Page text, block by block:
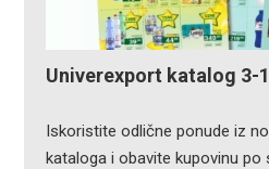
Univerexport katalog 3-
Iskoristite odlične ponude iz
kataloga i obavite kupovinu po